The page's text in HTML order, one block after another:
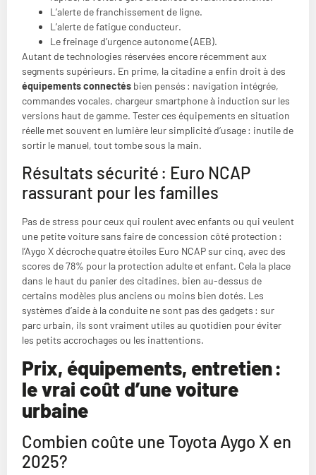
L’alerte de franchissement de ligne.
L’alerte de fatigue conducteur.
Le freinage d’urgence autonome (AEB).
Autant de technologies réservées encore récemment aux
segments supérieurs. En prime, la citadine a enfin droit à des
équipements connectés bien pensés : navigation intégrée,
commandes vocales, chargeur smartphone à induction sur les
versions haut de gamme. Tester ces équipements en situation
réelle met souvent en lumière leur simplicité d’usage : inutile de
sortir le manuel, tout tombe sous la main.
Résultats sécurité : Euro NCAP
rassurant pour les familles
Pas de stress pour ceux qui roulent avec enfants ou qui veulent
une petite voiture sans faire de concession côté protection :
l’Aygo X décroche quatre étoiles Euro NCAP sur cinq, avec des
scores de 78% pour la protection adulte et enfant. Cela la place
dans le haut du panier des citadines, bien au-dessus de
certains modèles plus anciens ou moins bien dotés. Les
systèmes d’aide à la conduite ne sont pas des gadgets : sur
parc urbain, ils sont vraiment utiles au quotidien pour éviter
les petits accrochages ou les inattentions.
Prix, équipements, entretien :
le vrai coût d’une voiture
urbaine
Combien coûte une Toyota Aygo X en
2025?